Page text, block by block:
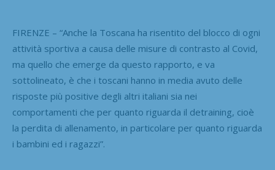
FIRENZE – “Anche la Toscana ha risentito del blocco di ogni
attività sportiva a causa delle misure di contrasto al Covid,
ma quello che emerge da questo rapporto, e va
sottolineato, è che i toscani hanno in media avuto delle
risposte più positive degli altri italiani sia nei
comportamenti che per quanto riguarda il detraining, cioè
la perdita di allenamento, in particolare per quanto riguarda
i bambini ed i ragazzi”.